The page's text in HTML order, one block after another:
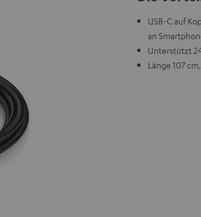
USB-C auf
an
Unterstützt
Länge 107